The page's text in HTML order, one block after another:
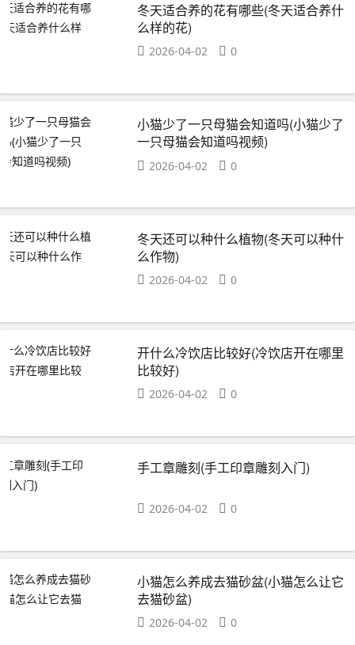
冬天适合养的花有哪些(冬天适合养什
么样的花)
2026-04-02 0
小猫少了一只母猫会知道吗(小猫少了
一只母猫会知道吗视频)
2026-04-02 0
冬天还可以种什么植物(冬天可以种什
么作物)
2026-04-02 0
开什么冷饮店比较好(冷饮店开在哪里
比较好)
2026-04-02 0
手工章雕刻(手工印章雕刻入门)
2026-04-02 0
小猫怎么养成去猫砂盆(小猫怎么让它
去猫砂盆)
2026-04-02 0